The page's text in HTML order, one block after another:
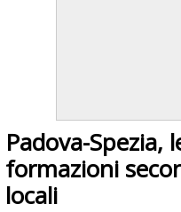
Padova-Spezia,
formazioni
locali